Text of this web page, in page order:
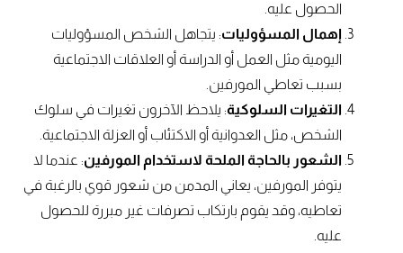
الحصول عليه.
إهمال المسؤوليات: يتجاهل الشخص المسؤوليات
اليومية مثل العمل أو الدراسة أو العلاقات الاجتماعية
بسبب تعاطي المورفين.
التغيرات السلوكية: يلاحظ الآخرون تغيرات في سلوك
الشخص، مثل العدوانية أو الاكتئاب أو العزلة الاجتماعية.
الشعور بالحاجة الملحة لاستخدام المورفين: عندما لا
يتوفر المورفين، يعاني المدمن من شعور قوي بالرغبة في
تعاطيه، وقد يقوم بارتكاب تصرفات غير مبررة للحصول
عليه.